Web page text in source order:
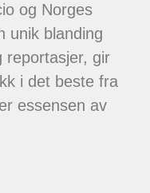
og Norges
unik blanding
reportasjer, gir
i det beste fra
essensen av